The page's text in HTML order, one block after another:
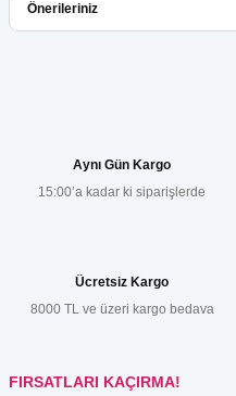
Önerileriniz
Ürün resmi kalitesiz, bozuk
Ürün fiyatı diğer sitelerden
Aynı Gün Kargo
15:00’a kadar ki siparişlerde
Ücretsiz Kargo
8000 TL ve üzeri kargo bedava
FIRSATLARI KAÇIRMA!